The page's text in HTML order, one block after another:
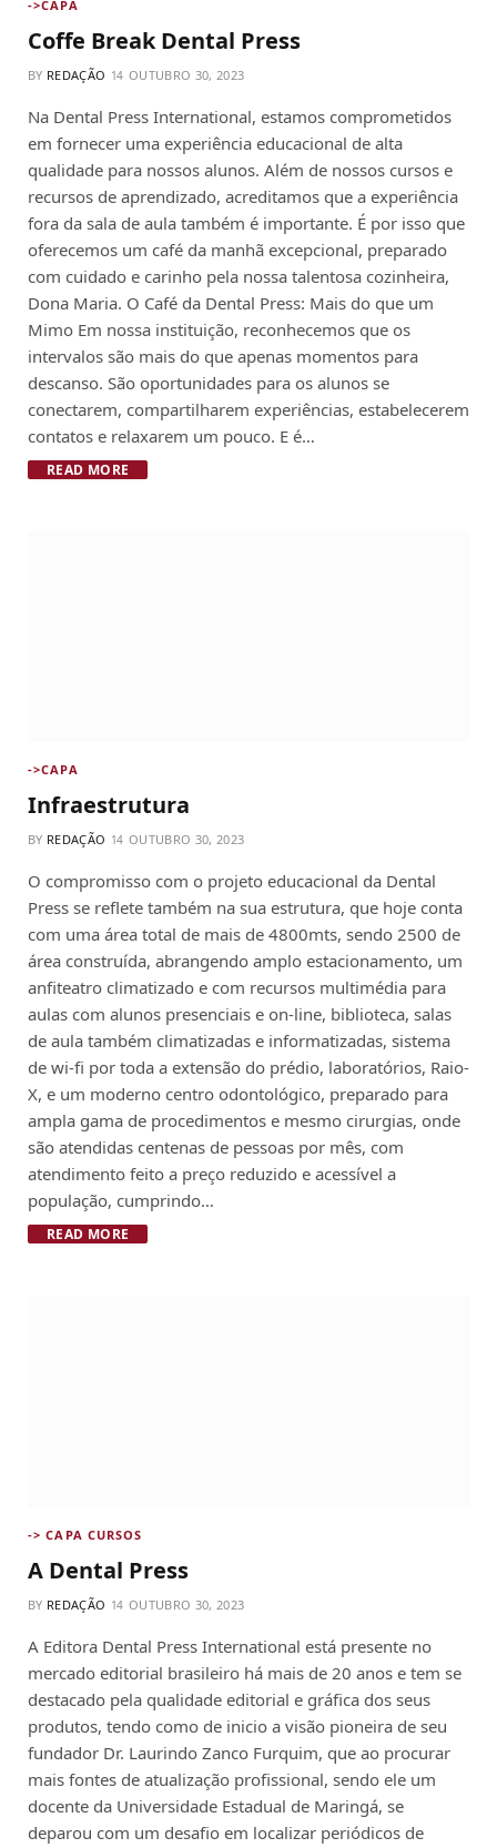
->CAPA
Coffe Break Dental Press
BY REDAÇÃO OUTUBRO 30, 2023
Na Dental Press International, estamos comprometidos
em fornecer uma experiência educacional de alta
qualidade para nossos alunos. Além de nossos cursos e
recursos de aprendizado, acreditamos que a experiência
fora da sala de aula também é importante. É por isso que
oferecemos um café da manhã excepcional, preparado
com cuidado e carinho pela nossa talentosa cozinheira,
Dona Maria. O Café da Dental Press: Mais do que um
Mimo Em nossa instituição, reconhecemos que os
intervalos são mais do que apenas momentos para
descanso. São oportunidades para os alunos se
conectarem, compartilharem experiências, estabelecerem
contatos e relaxarem um pouco. E é…
READ MORE
->CAPA
Infraestrutura
BY REDAÇÃO OUTUBRO 30, 2023
O compromisso com o projeto educacional da Dental
Press se reflete também na sua estrutura, que hoje conta
com uma área total de mais de 4800mts, sendo 2500 de
área construída, abrangendo amplo estacionamento, um
anfiteatro climatizado e com recursos multimédia para
aulas com alunos presenciais e on-line, biblioteca, salas
de aula também climatizadas e informatizadas, sistema
de wi-fi por toda a extensão do prédio, laboratórios, Raio-
X, e um moderno centro odontológico, preparado para
ampla gama de procedimentos e mesmo cirurgias, onde
são atendidas centenas de pessoas por mês, com
atendimento feito a preço reduzido e acessível a
população, cumprindo…
READ MORE
-> CAPA CURSOS
A Dental Press
BY REDAÇÃO OUTUBRO 30, 2023
A Editora Dental Press International está presente no
mercado editorial brasileiro há mais de 20 anos e tem se
destacado pela qualidade editorial e gráfica dos seus
produtos, tendo como de inicio a visão pioneira de seu
fundador Dr. Laurindo Zanco Furquim, que ao procurar
mais fontes de atualização profissional, sendo ele um
docente da Universidade Estadual de Maringá, se
deparou com um desafio em localizar periódicos de